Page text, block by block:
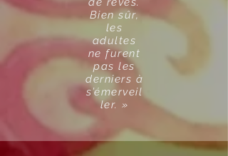
Bien sûr,
les
adultes
ne furent
pas les
derniers à
s’émerveil
ler. »